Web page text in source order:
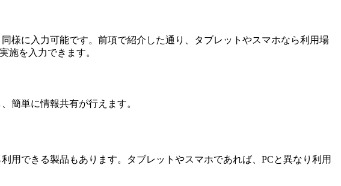
様に入力可能です。前項で紹介した通り、タブレットやスマホなら利用場
施を入力できます。
簡単に情報共有が行えます。
用できる製品もあります。タブレットやスマホであれば、PCと異なり利用